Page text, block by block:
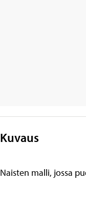
Kuvaus
Naisten malli, jossa